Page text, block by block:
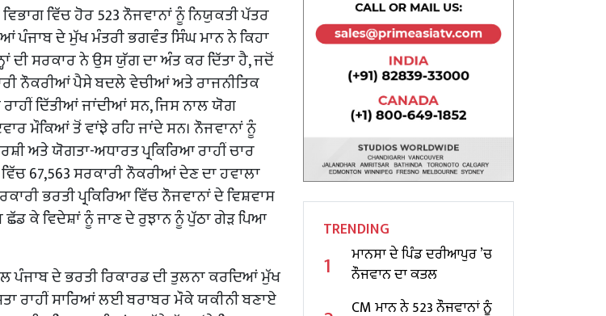
ਵਿੱਚ ਹੋਰ 523 ਨੌਜਵਾਨਾਂ ਨੂੰ ਨਿਯੁਕਤੀ ਪੱਤਰ
ਪੰਜਾਬ ਦੇ ਮੁੱਖ ਮੰਤਰੀ ਭਗਵੰਤ ਸਿੰਘ ਮਾਨ ਨੇ ਕਿਹਾ
ਦੀ ਸਰਕਾਰ ਨੇ ਉਸ ਯੁੱਗ ਦਾ ਅੰਤ ਕਰ ਦਿੱਤਾ ਹੈ, ਜਦੋਂ
ਨੌਕਰੀਆਂ ਪੈਸੇ ਬਦਲੇ ਵੇਚੀਆਂ ਅਤੇ ਰਾਜਨੀਤਿਕ
ਰਾਹੀਂ ਦਿੱਤੀਆਂ ਜਾਂਦੀਆਂ ਸਨ, ਜਿਸ ਨਾਲ ਯੋਗ
ਮੌਕਿਆਂ ਤੋਂ ਵਾਂਝੇ ਰਹਿ ਜਾਂਦੇ ਸਨ। ਨੌਜਵਾਨਾਂ ਨੂੰ
ਅਤੇ ਯੋਗਤਾ-ਅਧਾਰਤ ਪ੍ਰਕਿਰਿਆ ਰਾਹੀਂ ਚਾਰ
67,563 ਸਰਕਾਰੀ ਨੌਕਰੀਆਂ ਦੇਣ ਦਾ ਹਵਾਲਾ
ਭਰਤੀ ਪ੍ਰਕਿਰਿਆ ਵਿੱਚ ਨੌਜਵਾਨਾਂ ਦੇ ਵਿਸ਼ਵਾਸ
ਕੇ ਵਿਦੇਸ਼ਾਂ ਨੂੰ ਜਾਣ ਦੇ ਰੁਝਾਨ ਨੂੰ ਪੁੱਠਾ ਗੇੜ ਪਿਆ
ਪੰਜਾਬ ਦੇ ਭਰਤੀ ਰਿਕਾਰਡ ਦੀ ਤੁਲਨਾ ਕਰਦਿਆਂ ਮੁੱਖ
ਰਾਹੀਂ ਸਾਰਿਆਂ ਲਈ ਬਰਾਬਰ ਮੌਕੇ ਯਕੀਨੀ ਬਣਾਏ
TRENDING
1
ਮਾਨਸਾ ਦੇ ਪਿੰਡ ਦਰੀਆਪੁਰ ’ਚ
ਨੌਜਵਾਨ ਦਾ ਕਤਲ
CM ਮਾਨ ਨੇ 523 ਨੌਜਵਾਨਾਂ ਨੂੰ